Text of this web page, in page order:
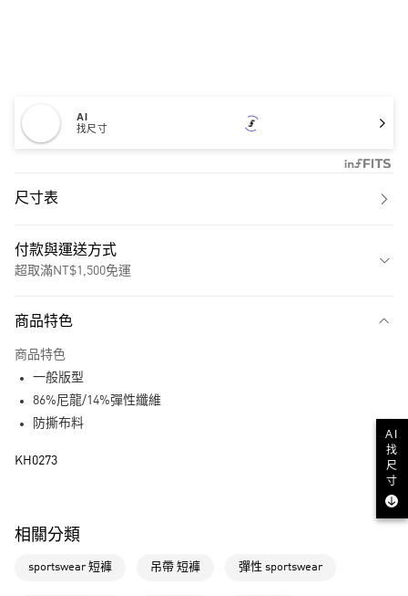
AI
找尺寸
尺寸表
付款與運送方式
超取滿NT$1,500免運
LINE Pay
每筆NT$80，滿NT$1,500(含以上)免運費
付款後全家取貨
商品特色
商品特色
一般版型
86%尼龍/14%彈性纖維
防撕布料
KH0273
相關分類
sportswear 短褲 吊帶 短褲 彈性 sportswear
AI
找
尺
寸